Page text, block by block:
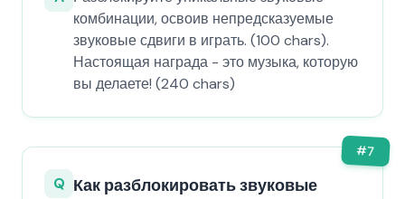
комбинации, освоив непредсказуемые
звуковые сдвиги в играть. (100 chars).
Настоящая награда - это музыка, которую
вы делаете! (240 chars)
#7
Q Как разблокировать звуковые